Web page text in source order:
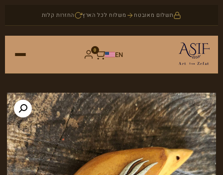
תשלום מאובטח משלוח לכל הארץ החזרות קלות
EN
0
חנות
אמנות
יודאיקה
אודות
בלוג